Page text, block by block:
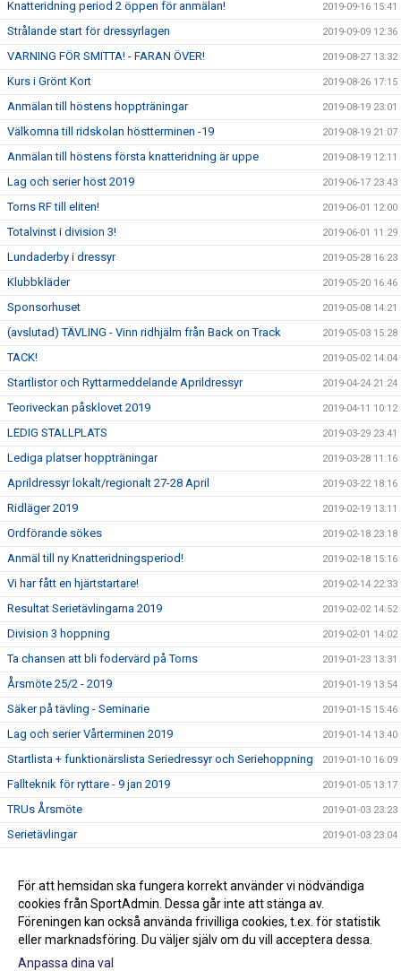
Knatteridning period 2 öppen för anmälan! 2019-09-16 15:41
Strålande start för dressyrlagen 2019-09-09 12:36
VARNING FÖR SMITTA! - FARAN ÖVER! 2019-08-27 13:32
Kurs i Grönt Kort 2019-08-26 17:15
Anmälan till höstens hoppträningar 2019-08-19 23:01
Välkomna till ridskolan höstterminen -19 2019-08-19 21:07
Anmälan till höstens första knatteridning är uppe 2019-08-19 12:11
Lag och serier höst 2019 2019-06-17 23:43
Torns RF till eliten! 2019-06-01 12:00
Totalvinst i division 3! 2019-06-01 11:29
Lundaderby i dressyr 2019-05-28 16:23
Klubbkläder 2019-05-20 16:46
Sponsorhuset 2019-05-08 14:21
(avslutad) TÄVLING - Vinn ridhjälm från Back on Track 2019-05-03 15:28
TACK! 2019-05-02 14:04
Startlistor och Ryttarmeddelande Aprildressyr 2019-04-24 21:24
Teoriveckan påsklovet 2019 2019-04-11 10:12
LEDIG STALLPLATS 2019-03-29 23:41
Lediga platser hoppträningar 2019-03-28 11:16
Aprildressyr lokalt/regionalt 27-28 April 2019-03-22 18:16
Ridläger 2019 2019-02-19 13:11
Ordförande sökes 2019-02-18 23:18
Anmäl till ny Knatteridningsperiod! 2019-02-18 15:16
Vi har fått en hjärtstartare! 2019-02-14 22:33
Resultat Serietävlingarna 2019 2019-02-02 14:52
Division 3 hoppning 2019-02-01 14:02
Ta chansen att bli fodervärd på Torns 2019-01-23 13:31
Årsmöte 25/2 - 2019 2019-01-19 13:54
Säker på tävling - Seminarie 2019-01-15 15:46
Lag och serier Vårterminen 2019 2019-01-14 13:40
Startlista + funktionärslista Seriedressyr och Seriehoppning 2019-01-10 16:09
Fallteknik för ryttare - 9 jan 2019 2019-01-05 13:17
TRUs Årsmöte 2019-01-03 23:23
Serietävlingar 2019-01-03 23:04
Ledig stallplats i ponnystallet 2018-12-14 16:43
Klubbmästerskap och Minimästerskap 2018 2018-02-01 13:36
För att hemsidan ska fungera korrekt använder vi nödvändiga
cookies från SportAdmin. Dessa går inte att stänga av.
Föreningen kan också använda frivilliga cookies, t.ex. för statistik
eller marknadsföring. Du väljer själv om du vill acceptera dessa.
Anpassa dina val